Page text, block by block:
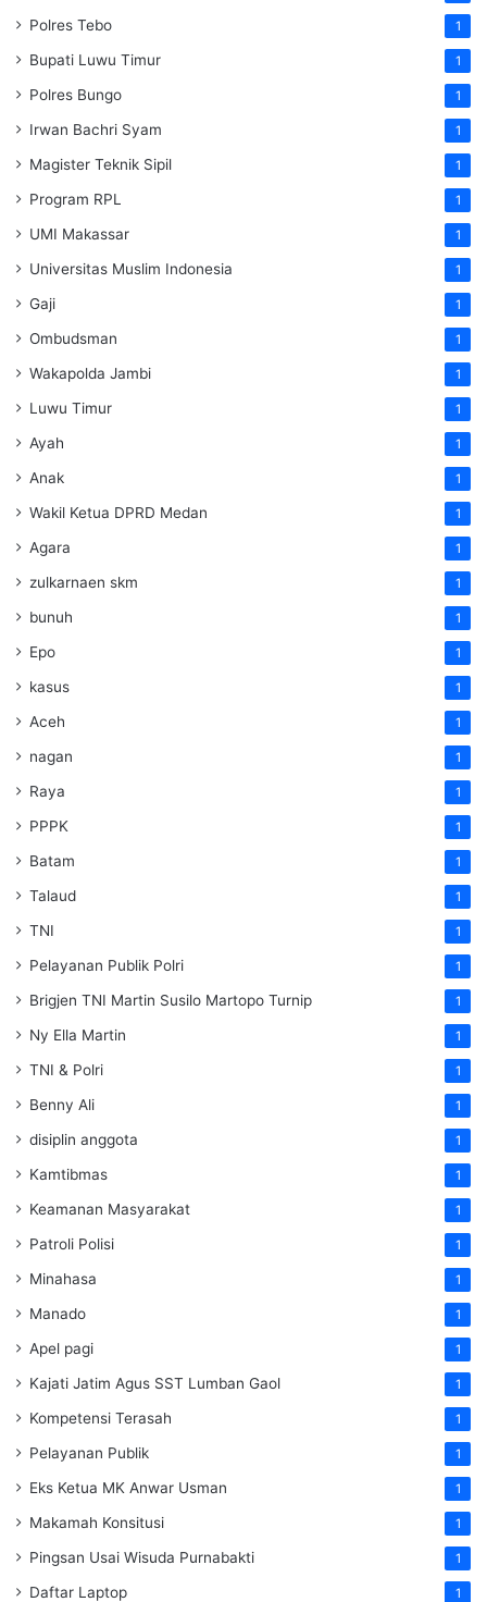
Polres Tebo 1
Bupati Luwu Timur 1
Polres Bungo 1
Irwan Bachri Syam 1
Magister Teknik Sipil 1
Program RPL 1
UMI Makassar 1
Universitas Muslim Indonesia 1
Gaji 1
Ombudsman 1
Wakapolda Jambi 1
Luwu Timur 1
Ayah 1
Anak 1
Wakil Ketua DPRD Medan 1
Agara 1
zulkarnaen skm 1
bunuh 1
Epo 1
kasus 1
Aceh 1
nagan 1
Raya 1
PPPK 1
Batam 1
Talaud 1
TNI 1
Pelayanan Publik Polri 1
Brigjen TNI Martin Susilo Martopo Turnip 1
Ny Ella Martin 1
TNI & Polri 1
Benny Ali 1
disiplin anggota 1
Kamtibmas 1
Keamanan Masyarakat 1
Patroli Polisi 1
Minahasa 1
Manado 1
Apel pagi 1
Kajati Jatim Agus SST Lumban Gaol 1
Kompetensi Terasah 1
Pelayanan Publik 1
Eks Ketua MK Anwar Usman 1
Makamah Konsitusi 1
Pingsan Usai Wisuda Purnabakti 1
Daftar Laptop 1